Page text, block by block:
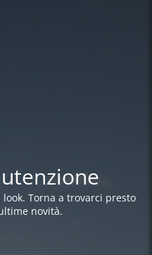
Torna a trovarci presto
novità.